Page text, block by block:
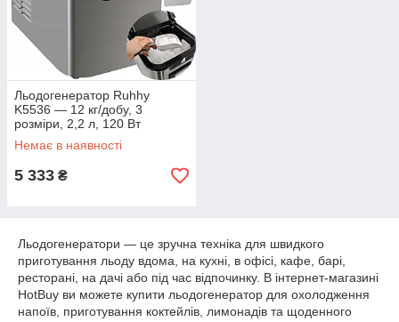
Льодогенератор Ruhhy
K5536 — 12 кг/добу, 3
розміри, 2,2 л, 120 Вт
Немає в наявності
5 333 ₴
Льодогенератори — це зручна техніка для швидкого
приготування льоду вдома, на кухні, в офісі, кафе, барі,
ресторані, на дачі або під час відпочинку. В інтернет-магазині
HotBuy ви можете купити льодогенератор для охолодження
напоїв, приготування коктейлів, лимонадів та щоденного